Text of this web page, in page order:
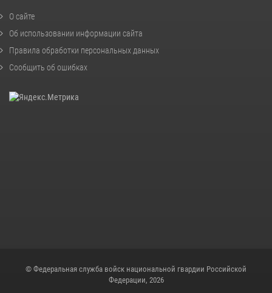
О сайте
Об использовании информации сайта
Правила обработки персональных данных
Сообщить об ошибках
© Федеральная служба войск национальной гвардии Российской
Федерации, 2026